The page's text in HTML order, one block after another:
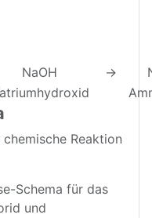
NaOH →
Reaktion
Schema für das
und